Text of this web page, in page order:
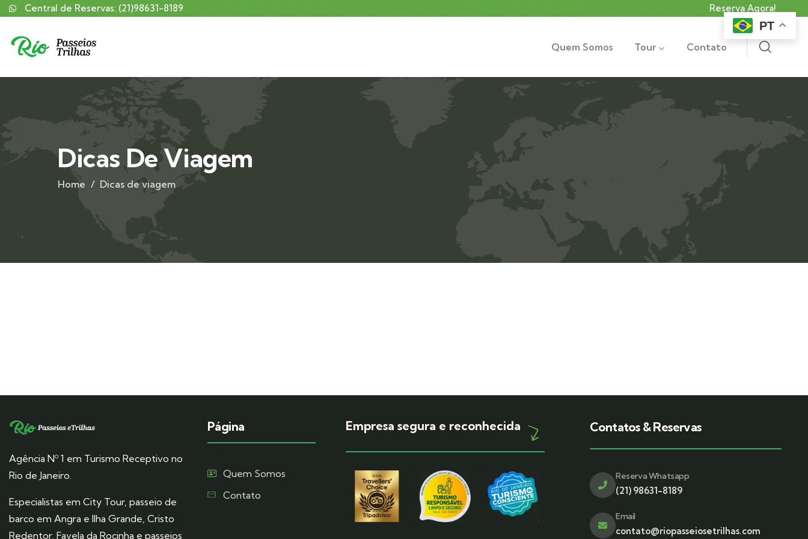
Central de Reservas: (21)98631-8189 Reserva Agora!
Quem Somos Tour Contato
Dicas De Viagem
Home Dicas de viagem
Agência Nº 1 em Turismo Receptivo no
Rio de Janeiro.
Especialistas em City Tour, passeio de
barco em Angra e Ilha Grande, Cristo
Redentor, Favela da Rocinha e passeios
Página
Quem Somos
Contato
Empresa segura e reconhecida Contatos & Reservas
Reserva Whatsapp
(21) 98631-8189
Email
contato@riopasseiosetrilhas.com
PT